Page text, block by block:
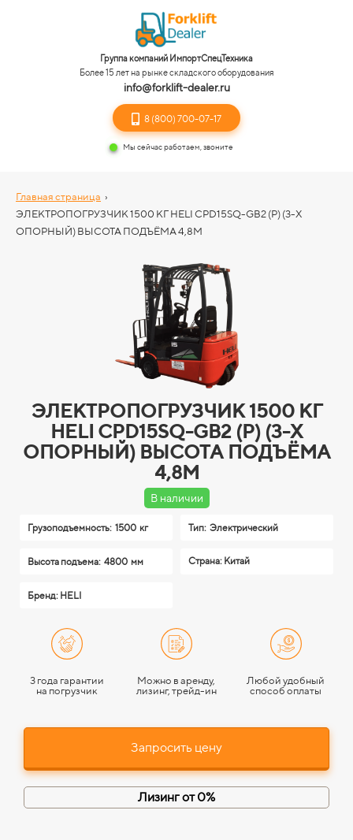
Группа компаний ИмпортСпецТехника
Более 15 лет на рынке складского оборудования
info@forklift-dealer.ru
8 (800) 700-07-17
Мы сейчас работаем, звоните
Главная страница ›
ЭЛЕКТРОПОГРУЗЧИК 1500 КГ HELI CPD15SQ-GB2 (P) (3-Х
ОПОРНЫЙ) ВЫСОТА ПОДЪЁМА 4,8М
ЭЛЕКТРОПОГРУЗЧИК 1500 КГ
HELI CPD15SQ-GB2 (P) (3-Х
ОПОРНЫЙ) ВЫСОТА ПОДЪЁМА
4,8М
В наличии
Грузоподъемность: 1500 кг Тип: Электрический
Высота подъема: 4800 мм Страна: Китай
Бренд: HELI
3 года гарантии
на погрузчик
Можно в аренду,
лизинг, трейд-ин
Любой удобный
способ оплаты
Запросить цену
Лизинг от 0%